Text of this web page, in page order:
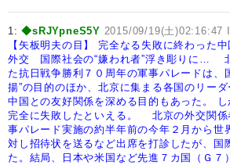
1:◆sRJYpneS5Y 2015/09/19(土)02:16:47
【矢板明夫の目】
完全なる失敗に終わった
外交 国際社会の“嫌われ者”浮き彫りに…
た抗日戦争勝利７０周年の軍事パレードは、
揚”の目的のほか、北京に集まる各国のリー
中国との友好関係を深める目的もあった。
完全に失敗したといえる。
北京の外交関係
事パレード実施の約半年前の今年２月から世
対し招待状を送るなど出席を打診したが、国
た。結局、日本や米国など先進７カ国（Ｇ７